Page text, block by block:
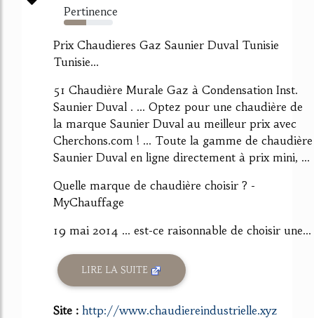
Pertinence
45%
Prix Chaudieres Gaz Saunier Duval Tunisie
Tunisie...
51 Chaudière Murale Gaz à Condensation Inst.
Saunier Duval . ... Optez pour une chaudière de
la marque Saunier Duval au meilleur prix avec
Cherchons.com ! ... Toute la gamme de chaudière
Saunier Duval en ligne directement à prix mini, ...
Quelle marque de chaudière choisir ? -
MyChauffage
19 mai 2014 ... est-ce raisonnable de choisir une...
LIRE LA SUITE
Site : http://www.chaudiereindustrielle.xyz